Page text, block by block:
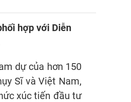
hợp với Diễn
dự của hơn 150
Sĩ và Việt Nam,
xúc tiến đầu tư